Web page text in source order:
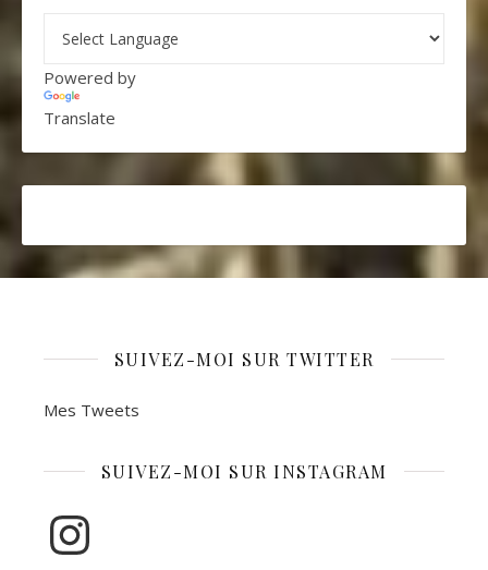
Powered by
Translate
SUIVEZ-MOI SUR TWITTER
Mes Tweets
SUIVEZ-MOI SUR INSTAGRAM
Instagram